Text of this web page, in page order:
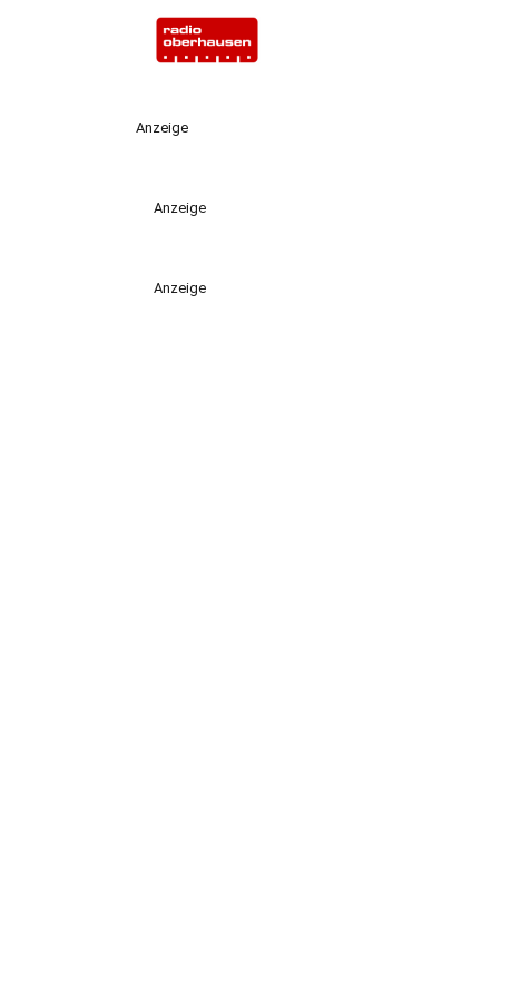
Anzeige
Anzeige
Anzeige